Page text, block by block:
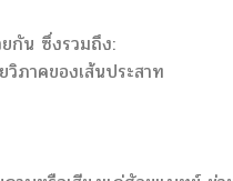
ยกัน ซึ่งรวมถึง:
ภาคของเส้นประสาท